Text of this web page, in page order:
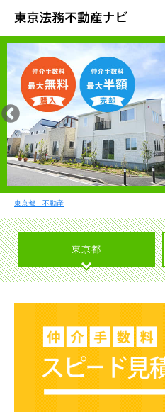
東京都 不動産
東京都